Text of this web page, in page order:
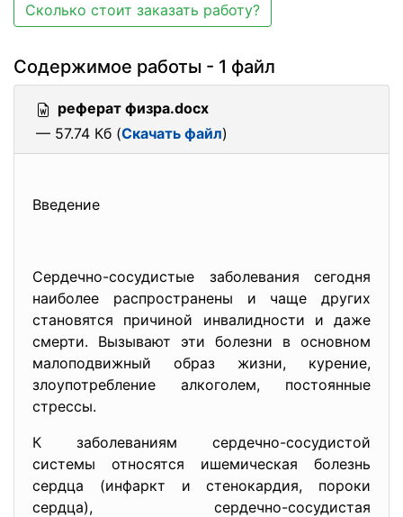
Сколько стоит заказать работу?
Содержимое работы - 1 файл
реферат физра.docx
— 57.74 Кб (Скачать файл)
Введение
Сердечно-сосудистые заболевания сегодня
наиболее распространены и чаще других
становятся причиной инвалидности и даже
смерти. Вызывают эти болезни в основном
малоподвижный образ жизни, курение,
злоупотребление алкоголем, постоянные
стрессы.
К заболеваниям сердечно-сосудистой
системы относятся ишемическая болезнь
сердца (инфаркт и стенокардия, пороки
сердца), сердечно-сосудистая